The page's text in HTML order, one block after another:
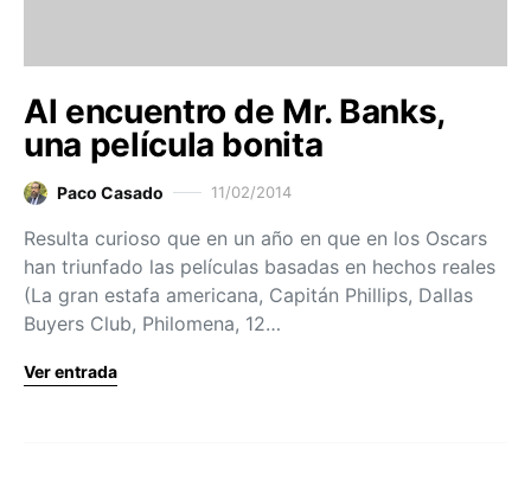
Al encuentro de Mr. Banks,
una película bonita
Paco Casado 11/02/2014
Resulta curioso que en un año en que en los Oscars
han triunfado las películas basadas en hechos reales
(La gran estafa americana, Capitán Phillips, Dallas
Buyers Club, Philomena, 12…
Ver entrada